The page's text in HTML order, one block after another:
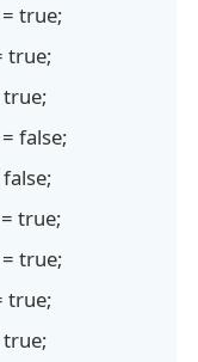
true;
true;
true;
false;
true;
true;
true;
true;